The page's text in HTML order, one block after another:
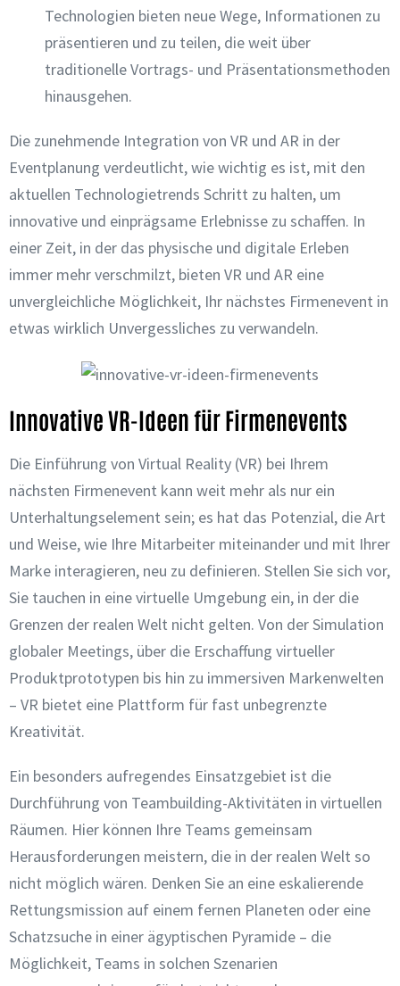
Technologien bieten neue Wege, Informationen zu
präsentieren und zu teilen, die weit über
traditionelle Vortrags- und Präsentationsmethoden
hinausgehen.
Die zunehmende Integration von VR und AR in der
Eventplanung verdeutlicht, wie wichtig es ist, mit den
aktuellen Technologietrends Schritt zu halten, um
innovative und einprägsame Erlebnisse zu schaffen. In
einer Zeit, in der das physische und digitale Erleben
immer mehr verschmilzt, bieten VR und AR eine
unvergleichliche Möglichkeit, Ihr nächstes Firmenevent in
etwas wirklich Unvergessliches zu verwandeln.
Innovative VR-Ideen für Firmenevents
Die Einführung von Virtual Reality (VR) bei Ihrem
nächsten Firmenevent kann weit mehr als nur ein
Unterhaltungselement sein; es hat das Potenzial, die Art
und Weise, wie Ihre Mitarbeiter miteinander und mit Ihrer
Marke interagieren, neu zu definieren. Stellen Sie sich vor,
Sie tauchen in eine virtuelle Umgebung ein, in der die
Grenzen der realen Welt nicht gelten. Von der Simulation
globaler Meetings, über die Erschaffung virtueller
Produktprototypen bis hin zu immersiven Markenwelten
– VR bietet eine Plattform für fast unbegrenzte
Kreativität.
Ein besonders aufregendes Einsatzgebiet ist die
Durchführung von Teambuilding-Aktivitäten in virtuellen
Räumen. Hier können Ihre Teams gemeinsam
Herausforderungen meistern, die in der realen Welt so
nicht möglich wären. Denken Sie an eine eskalierende
Rettungsmission auf einem fernen Planeten oder eine
Schatzsuche in einer ägyptischen Pyramide – die
Möglichkeit, Teams in solchen Szenarien